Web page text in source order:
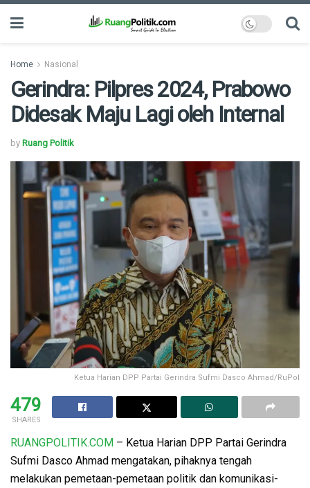
Home Nasional
Gerindra: Pilpres 2024, Prabowo
Didesak Maju Lagi oleh Internal
by Ruang Politik
Ketua Harian DPP Partai Gerindra Sufmi Dasco Ahmad/RuPol
479
SHARES
RUANGPOLITIK.COM – Ketua Harian DPP Partai Gerindra
Sufmi Dasco Ahmad mengatakan, pihaknya tengah
melakukan pemetaan-pemetaan politik dan komunikasi-